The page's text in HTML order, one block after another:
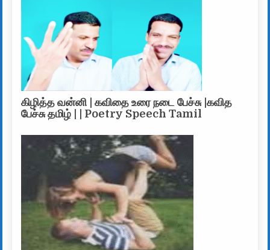
கிழித்த வன்னி | கவிதை உரை நடை பேச்சு |கவித
பேச்சு தமிழ் | | Poetry Speech Tamil